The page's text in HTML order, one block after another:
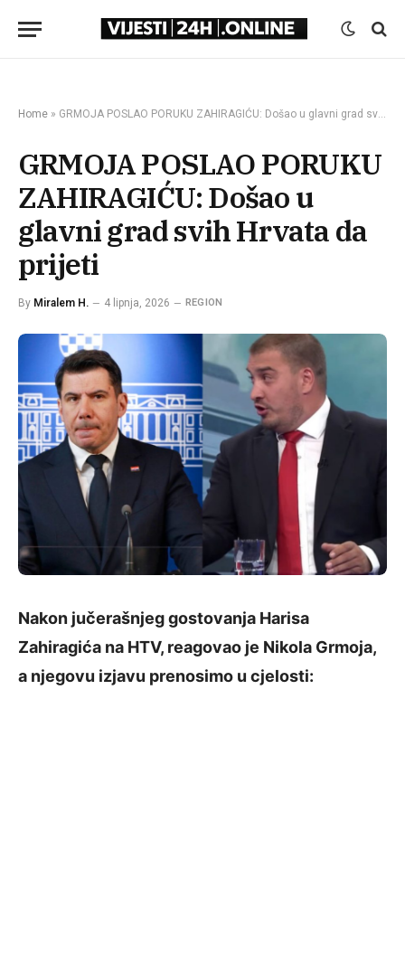
Home » GRMOJA POSLAO PORUKU ZAHIRAGIĆU: Došao u glavni grad svih Hrvata da prijeti
GRMOJA POSLAO PORUKU
ZAHIRAGIĆU: Došao u
glavni grad svih Hrvata da
prijeti
By Miralem H. 4 lipnja, 2026 REGION
Nakon jučerašnjeg gostovanja Harisa
Zahiragića na HTV, reagovao je Nikola Grmoja,
a njegovu izjavu prenosimo u cjelosti: